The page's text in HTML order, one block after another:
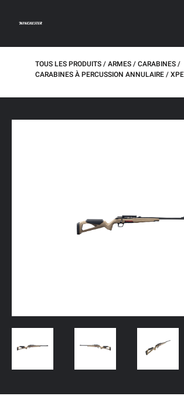
TOUS LES PRODUITS ARMES
CARABINES
CARABINES À PERCUSSION ANNULAIRE